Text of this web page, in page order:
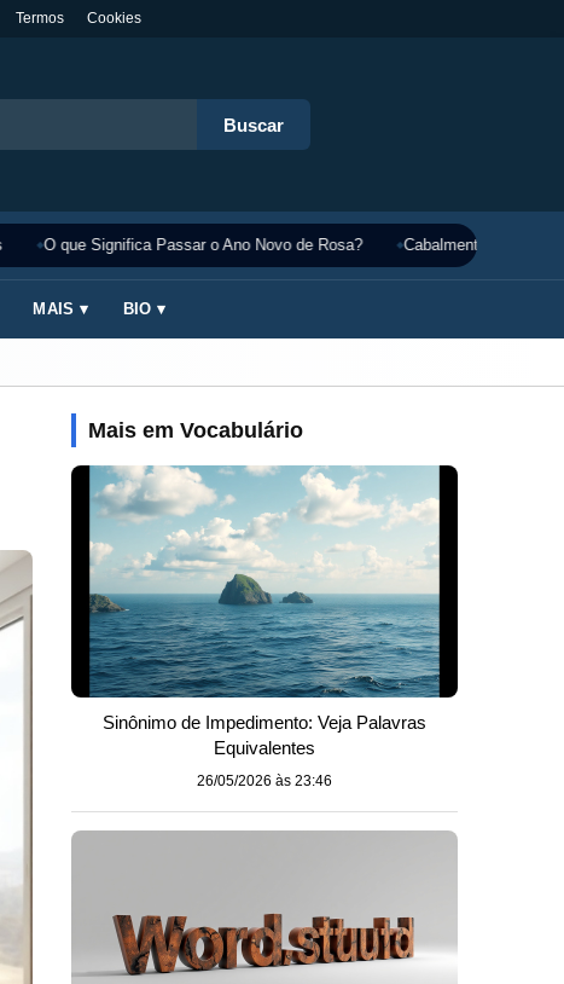
Termos Cookies
Buscar
O que Significa Passar o Ano Novo de Rosa? Cabalmente
MAIS ▾ BIO ▾
Mais em Vocabulário
Sinônimo de Impedimento: Veja Palavras
Equivalentes
26/05/2026 às 23:46